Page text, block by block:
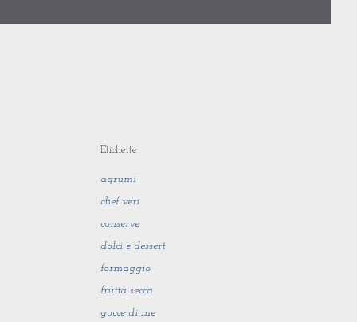
Etichette
agrumi
chef veri
conserve
dolci e dessert
formaggio
frutta secca
gocce di me